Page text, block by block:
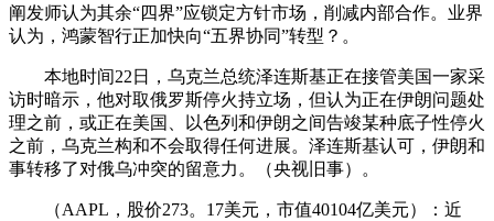
阐发师认为其余“四界”应锁定方针市场，削减内部合作。业界
认为，鸿蒙智行正加快向“五界协同”转型？。
本地时间22日，乌克兰总统泽连斯基正在接管美国一家采
访时暗示，他对取俄罗斯停火持立场，但认为正在伊朗问题处
理之前，或正在美国、以色列和伊朗之间告竣某种底子性停火
之前，乌克兰构和不会取得任何进展。泽连斯基认可，伊朗和
事转移了对俄乌冲突的留意力。（央视旧事）。
（AAPL，股价273。17美元，市值40104亿美元）：近